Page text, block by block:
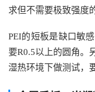
求但不需要极致强度
PEI的短板是缺口敏
要R0.5以上的圆角。
湿热环境下做测试，